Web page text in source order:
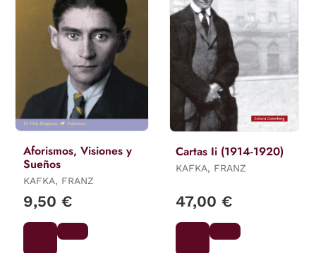
Aforismos, Visiones y
Sueños
KAFKA, FRANZ
9,50 €
Cartas Ii (1914-1920)
KAFKA, FRANZ
47,00 €